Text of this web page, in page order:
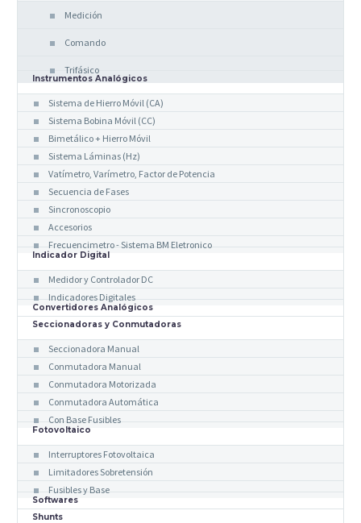
Medición
Comando
Trifásico
Instrumentos Analógicos
Sistema de Hierro Móvil (CA)
Sistema Bobina Móvil (CC)
Bimetálico + Hierro Móvil
Sistema Láminas (Hz)
Vatímetro, Varímetro, Factor de Potencia
Secuencia de Fases
Sincronoscopio
Accesorios
Frecuencimetro - Sistema BM Eletronico
Indicador Digital
Medidor y Controlador DC
Indicadores Digitales
Convertidores Analógicos
Seccionadoras y Conmutadoras
Seccionadora Manual
Conmutadora Manual
Conmutadora Motorizada
Conmutadora Automática
Con Base Fusibles
Fotovoltaico
Interruptores Fotovoltaica
Limitadores Sobretensión
Fusibles y Base
Softwares
Shunts